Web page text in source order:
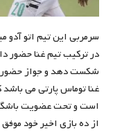
در ترکیب تیم غنا حضور
شکست دهد و جواز حضور
است و تحت عضویت
از ده بازی اخیر خود